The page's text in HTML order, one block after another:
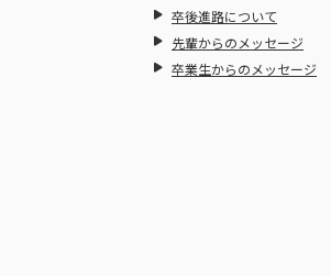
卒後進路について
先輩からのメッセージ
卒業生からのメッセージ